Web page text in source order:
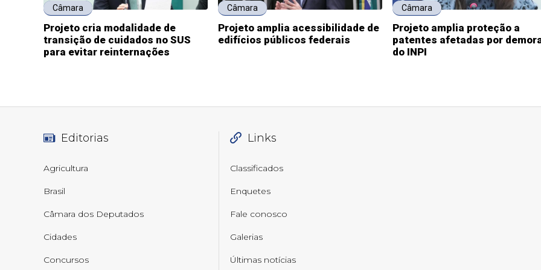
Câmara
Projeto cria modalidade de
transição de cuidados no SUS
para evitar reinternações
Câmara
Projeto amplia acessibilidade de
edifícios públicos federais
Câmara
Projeto amplia proteção a
patentes afetadas por
do INPI
Editorias
Agricultura
Brasil
Câmara dos Deputados
Cidades
Concursos
Links
Classificados
Enquetes
Fale conosco
Galerias
Últimas notícias